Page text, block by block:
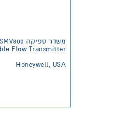
משדר ספיקה Multivariable SMV800
Flow Transmitter
Honeywell, USA